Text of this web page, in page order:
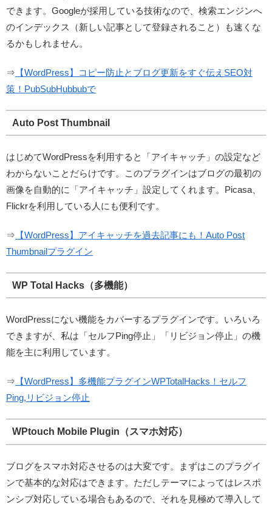
できます。Googleが採用している技術なので、検索エンジンへ
のインデックス（新しい記事として登録されること）も速くな
るかもしれません。
⇒ 【WordPress】コピー防止とブログ更新をすぐ伝えSEO対
策！PubSubHubbubで
Auto Post Thumbnail
はじめてWordPressを利用すると「アイキャッチ」の設定など
わからないことだらけです。このプラグインはブログの最初の
画像を自動的に「アイキャッチ」設定してくれます。Picasa、
Flickrを利用している人にも便利です。
⇒ 【WordPress】アイキャッチを過去記事にも！Auto Post
Thumbnailプラグイン
WP Total Hacks（多機能）
WordPressにない機能をカバーするプラグインです。いろいろ
できますが、私は「セルフPing停止」「リビジョン停止」の機
能を主に利用しています。
⇒ 【WordPress】多機能プラグインWPTotalHacks！セルフ
Ping,リビジョン停止
WPtouch Mobile Plugin（スマホ対応）
ブログをスマホ対応させるのは大変です。まずはこのプラグイ
ンで基本的な対応はできます。ただしテーマによってはレスポ
ンシブ対応している場合もあるので、それを見極めて導入して